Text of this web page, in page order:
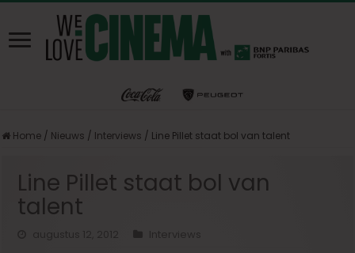
Home / Nieuws / Interviews / Line Pillet staat bol van talent
Line Pillet staat bol van
talent
augustus 12, 2012
Interviews